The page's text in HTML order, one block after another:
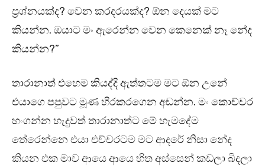
ප්‍රශ්නයක්ද? වෙන කරදරයක්ද? ඕන දෙයක් මට
කියන්න. ඔයාට මං ඇරෙන්න වෙන කෙනෙක් නෑ නේද
කියන්න?”
තාරානාත් එහෙම කියද්දි ඇත්තටම මට ඕන උනේ
එයාගෙ පපුවට මූණ හිරකරගෙන අඬන්න. මං කොච්චර
හංගන්න හැදුවත් තාරානාත්ට මේ හැමදේම
තේරෙන්නෙ එයා එච්චරටම මට ආදරේ නිසා නේද
කියන එක මාව ආයෙ ආයෙ හිත අස්සෙන් කඩලා බිදලා